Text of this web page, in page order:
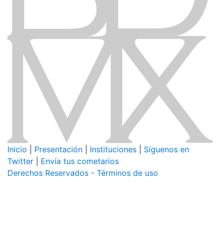
Inicio Presentación Instituciones
Síguenos en
Twitter
Envía tus cometarios
Derechos Reservados - Términos de uso